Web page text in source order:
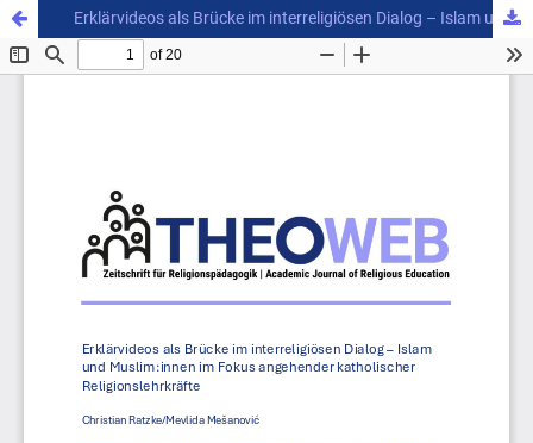
Erklärvideos als Brücke im interreligiösen Dialog – Islam und Muslim:innen im Fokus angehender katholischer Religionslehrkräfte